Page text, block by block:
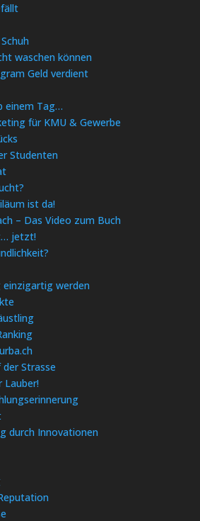
waschen können
Geld verdient
einem Tag…
für KMU & Gewerbe
Studenten
ist da!
– Das Video zum Buch
jetzt!
werden
Strasse
Lauber!
durch Innovationen